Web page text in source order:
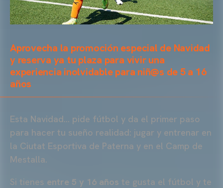
Aprovecha la promoción especial de Navidad
y reserva ya tu plaza para vivir una
experiencia inolvidable para niñ@s de 5 a 16
años
Esta Navidad… pide fútbol y da el primer paso
para hacer tu sueño realidad: jugar y entrenar en
la Ciutat Esportiva de Paterna y en el Camp de
Mestalla.
Si tienes entre 5 y 16 años te gusta el fútbol y te